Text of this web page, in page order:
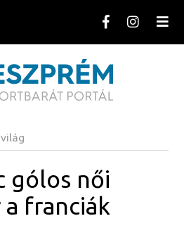
gólos női
franciák